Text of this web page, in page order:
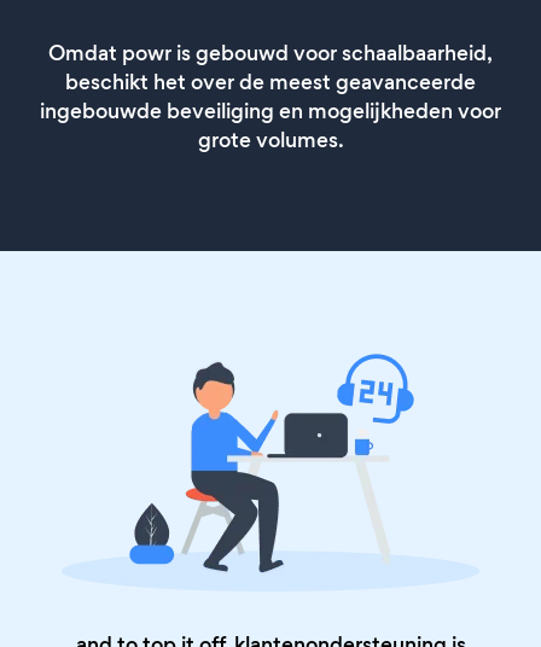
Omdat powr is gebouwd voor schaalbaarheid,
beschikt het over de meest geavanceerde
ingebouwde beveiliging en mogelijkheden voor
grote volumes.